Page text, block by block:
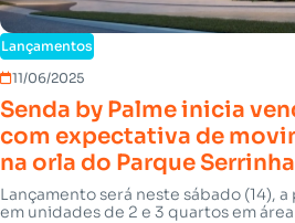
Lançamentos
11/06/2025
Senda by Palme inicia
com expectativa de
na orla do Parque Serrinha
Lançamento será neste sábado (14),
em unidades de 2 e 3 quartos em